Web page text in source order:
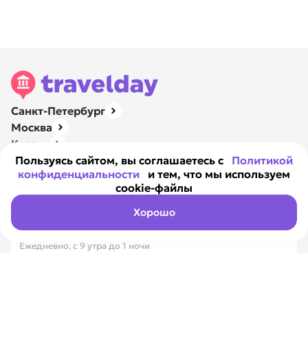
Пользуясь сайтом, вы соглашаетесь с Политикой
конфиденциальности и тем, что мы используем
cookie-файлы
Хорошо
Санкт-Петербург
Москва
Казань
Нижний Новгород
Ярославль
Навигация
О компании
Контакты
Ежедневно, с 9 утра до 1 ночи